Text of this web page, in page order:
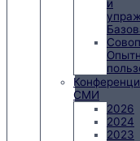
и
СМИ
2026
2024
2023